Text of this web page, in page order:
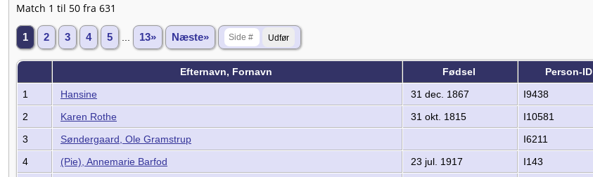
Match 1 til 50 fra 631
1 2 3 4 5 13» Næste»
Efternavn, Fornavn Fødsel
Person-ID
1
Hansine 31 dec. 1867
I9438
2
Karen Rothe 31 okt. 1815
I10581
3
Søndergaard, Ole Gramstrup
I6211
4
(Pie), Annemarie Barfod 23 jul. 1917
I143